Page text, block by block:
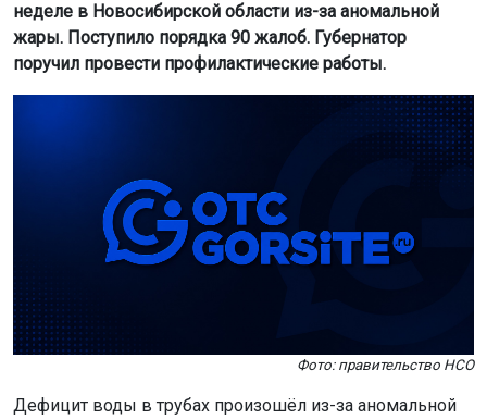
неделе в Новосибирской области из-за аномальной
жары. Поступило порядка 90 жалоб. Губернатор
поручил провести профилактические работы.
Фото: правительство НСО
Дефицит воды в трубах произошёл из-за аномальной